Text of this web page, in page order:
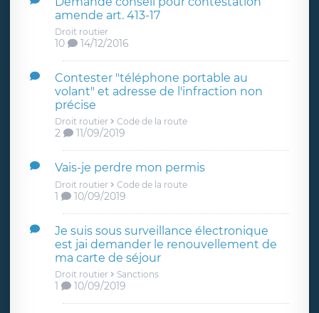
amende art. 413-17
Droit routier
10 14/12/2016
Contester "téléphone portable au
volant" et adresse de l'infraction non
précise
Droit routier Code de la route
2 11/09/2019
Vais-je perdre mon permis
Droit routier Code de la route
1 10/09/2019
Je suis sous surveillance électronique
est jai demander le renouvellement de
ma carte de séjour
Droit routier Sanctions
1 10/09/2019